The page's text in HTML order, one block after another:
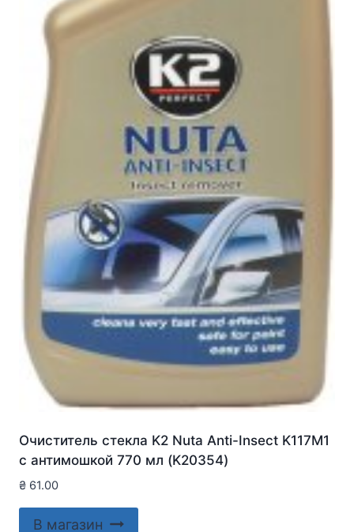
Очиститель стекла K2 Nuta Anti-Insect K117M1
с антимошкой 770 мл (K20354)
₴ 61.00
В магазин